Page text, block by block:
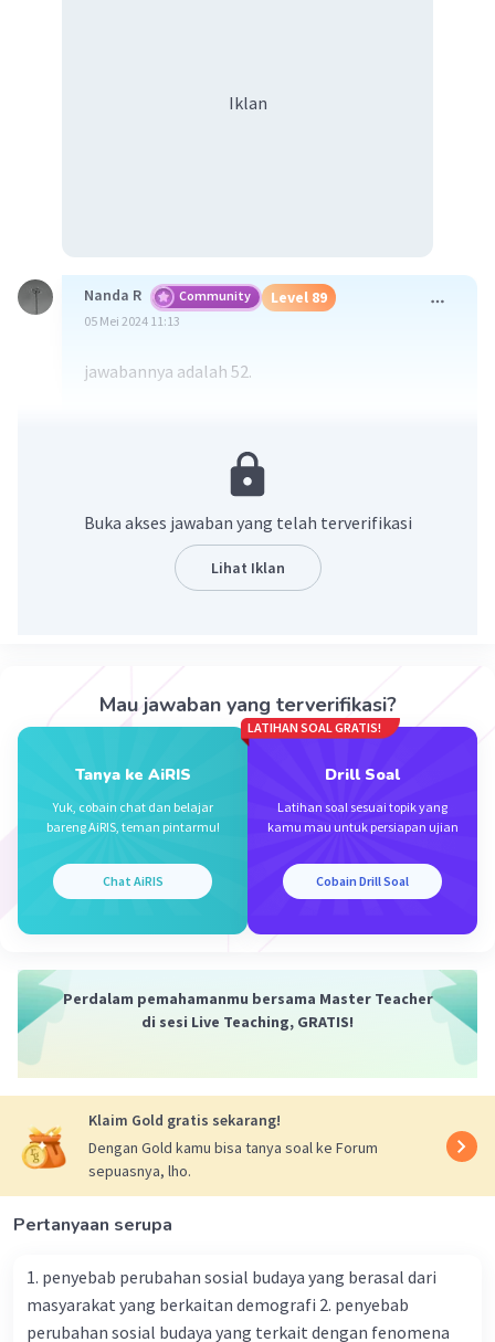
Iklan
Nanda R Community Level 89
05 Mei 2024 11:13
jawabannya adalah 52.
Level 70
06 Mei 2024 12:02
Beri Rating·0.0(0) Balas
Buka akses jawaban yang telah terverifikasi
Lihat Iklan
Mau jawaban yang terverifikasi?
Tanya ke AiRIS
Yuk, cobain chat dan belajar
bareng AiRIS, teman pintarmu!
Chat AiRIS
LATIHAN SOAL GRATIS!
Drill Soal
Latihan soal sesuai topik yang
kamu mau untuk persiapan ujian
Cobain Drill Soal
Perdalam pemahamanmu bersama Master Teacher
di sesi Live Teaching, GRATIS!
Klaim Gold gratis sekarang!
Dengan Gold kamu bisa tanya soal ke Forum
sepuasnya, lho.
Pertanyaan serupa
1. penyebab perubahan sosial budaya yang berasal dari
masyarakat yang berkaitan demografi 2. penyebab
perubahan sosial budaya yang terkait dengan fenomena